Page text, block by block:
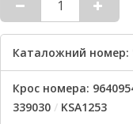
Каталожний номер:
Крос номера:
339030 / KSA1253